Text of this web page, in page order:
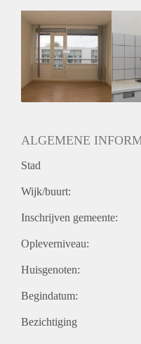
Inkomen eis
3,0 X Maandhuur Bruto
Huurtermijn
Onbepaalde termijn
Oplevering
Gestoffeerd
ALGEMENE
Stad
Wijk/buurt:
Inschrijven gemeente:
Opleverniveau:
Huisgenoten:
Begindatum:
Bezichtiging